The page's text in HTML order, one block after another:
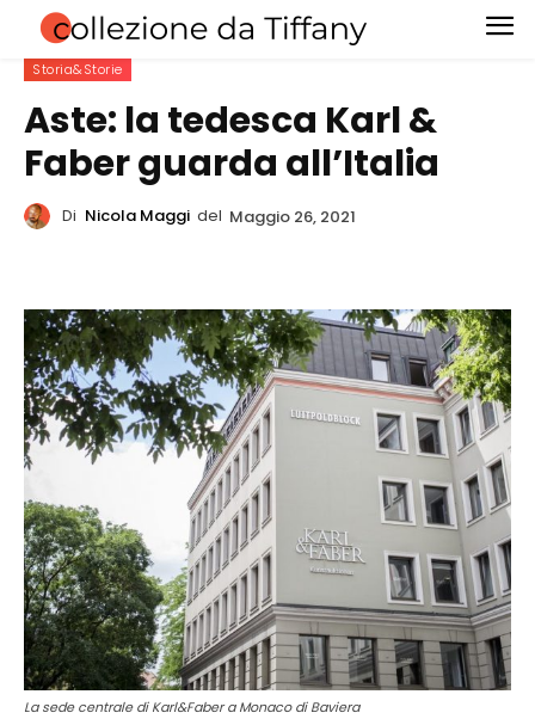
Storia&Storie
Aste: la tedesca Karl &
Faber guarda all’Italia
Di Nicola Maggi del Maggio 26, 2021
La sede centrale di Karl&Faber a Monaco di Baviera